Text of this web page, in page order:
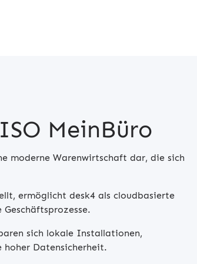
MeinBüro
moderne Warenwirtschaft dar, die sich
ermöglicht desk4 als cloudbasierte
sich lokale Installationen,
Datensicherheit.